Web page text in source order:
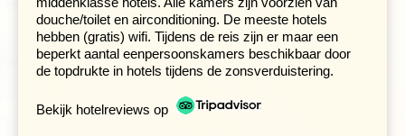
Na ons bezoek reizen we zuidwaarts. Het landschap
De gemiddelde groepsgrootte om de reis door te
laten gaan is 14.
douche/toilet en airconditioning. De meeste hotels
hebben (gratis) wifi. Tijdens de reis zijn er maar een
beperkt aantal eenpersoonskamers beschikbaar door
de topdrukte in hotels tijdens de zonsverduistering.
Bekijk hotelreviews op